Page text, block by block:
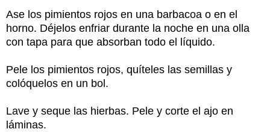
Ase los pimientos rojos en una barbacoa o en el
horno. Déjelos enfriar durante la noche en una olla
con tapa para que absorban todo el líquido.
Pele los pimientos rojos, quíteles las semillas y
colóquelos en un bol.
Lave y seque las hierbas. Pele y corte el ajo en
láminas.